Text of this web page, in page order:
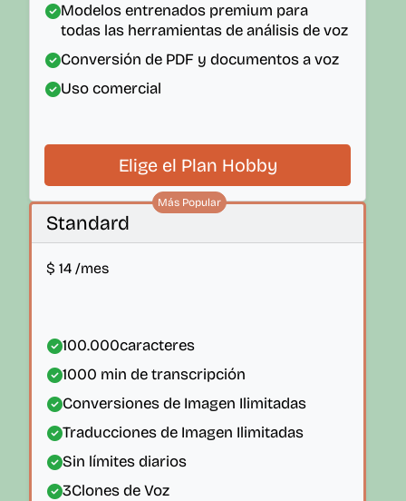
Modelos entrenados premium para
todas las herramientas de análisis de voz
Conversión de PDF y documentos a voz
Uso comercial
Elige el Plan Hobby
Más Popular
Standard
$ 14 /mes
100.000caracteres
1000 min de transcripción
Conversiones de Imagen Ilimitadas
Traducciones de Imagen Ilimitadas
Sin límites diarios
3Clones de Voz